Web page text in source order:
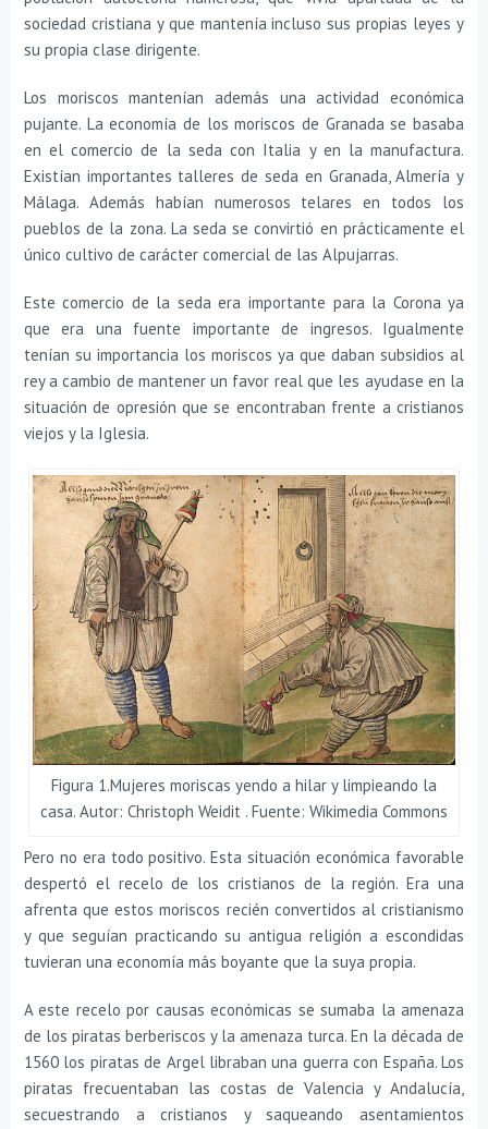
sociedad cristiana y que mantenía incluso sus propias leyes y
su propia clase dirigente.
Los moriscos mantenían además una actividad económica
pujante. La economía de los moriscos de Granada se basaba
en el comercio de la seda con Italia y en la manufactura.
Existían importantes talleres de seda en Granada, Almería y
Málaga. Además habían numerosos telares en todos los
pueblos de la zona. La seda se convirtió en prácticamente el
único cultivo de carácter comercial de las Alpujarras.
Este comercio de la seda era importante para la Corona ya
que era una fuente importante de ingresos. Igualmente
tenían su importancia los moriscos ya que daban subsidios al
rey a cambio de mantener un favor real que les ayudase en la
situación de opresión que se encontraban frente a cristianos
viejos y la Iglesia.
Figura 1.Mujeres moriscas yendo a hilar y limpieando la
casa. Autor: Christoph Weidit . Fuente: Wikimedia Commons
Pero no era todo positivo. Esta situación económica favorable
despertó el recelo de los cristianos de la región. Era una
afrenta que estos moriscos recién convertidos al cristianismo
y que seguían practicando su antigua religión a escondidas
tuvieran una economía más boyante que la suya propia.
A este recelo por causas económicas se sumaba la amenaza
de los piratas berberiscos y la amenaza turca. En la década de
1560 los piratas de Argel libraban una guerra con España. Los
piratas frecuentaban las costas de Valencia y Andalucía,
secuestrando a cristianos y saqueando asentamientos